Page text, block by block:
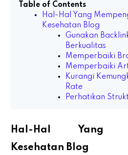
Table of Contents
Hal-Hal Yang
Kesehatan Blog
Gunakan
Berkualitas
Memperbaiki
Memperbaiki
Kurangi
Rate
Perhatikan
Hal-Hal Yang
Kesehatan Blog